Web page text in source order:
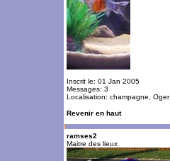
Inscrit le: 01 Jan 2005
Messages: 3
Localisation: champagne, Oger
Revenir en haut
ramses2
Maitre des lieux